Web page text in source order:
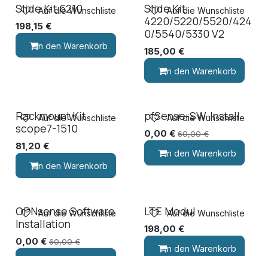
Slide Kit 6210
198,15 €
In den Warenkorb
Auf die Wunschliste
Slide Kit
4220/5220/5520/424
0/5540/5330 V2
185,00 €
In den Warenkorb
Auf die Wunschliste
Rackmount Kit
scope7-1510
81,20 €
In den Warenkorb
Auf die Wunschliste pfSense-SW-Install
0,00 € 60,00€
In den Warenkorb
Auf die Wunschliste
OPNsense Software
Installation
0,00 € 60,00€
Auf die Wunschliste LTE Modul
198,00 €
In den Warenkorb
Auf die Wunschliste